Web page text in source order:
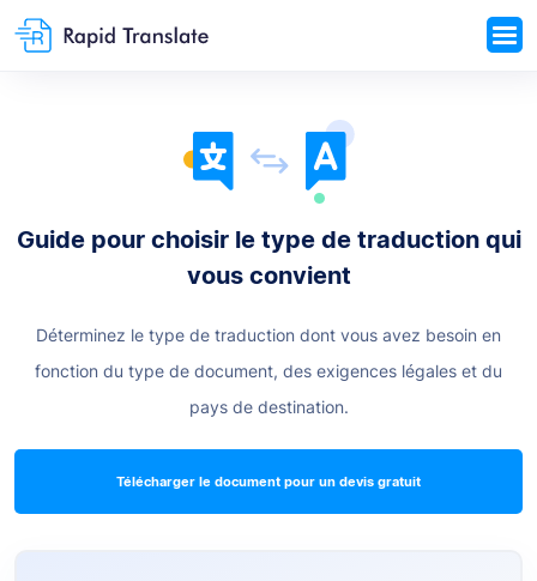
Guide pour choisir le type de traduction qui
vous convient
Déterminez le type de traduction dont vous avez besoin en
fonction du type de document, des exigences légales et du
pays de destination.
Télécharger le document pour un devis gratuit